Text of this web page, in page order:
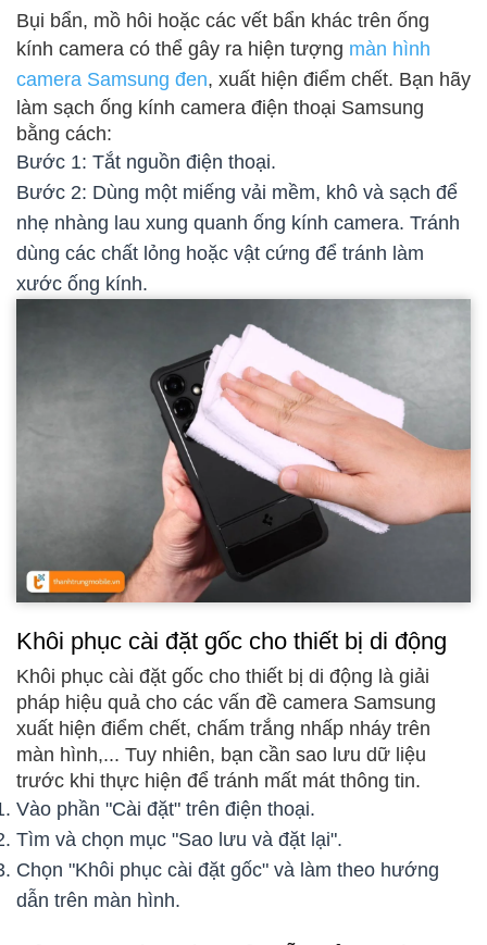
Bụi bẩn, mồ hôi hoặc các vết bẩn khác trên ống
kính camera có thể gây ra hiện tượng màn hình
camera Samsung đen, xuất hiện điểm chết. Bạn hãy
làm sạch ống kính camera điện thoại Samsung
bằng cách:
Bước 1: Tắt nguồn điện thoại.
Bước 2: Dùng một miếng vải mềm, khô và sạch để
nhẹ nhàng lau xung quanh ống kính camera. Tránh
dùng các chất lỏng hoặc vật cứng để tránh làm
xước ống kính.
Khôi phục cài đặt gốc cho thiết bị di động
Khôi phục cài đặt gốc cho thiết bị di động là giải
pháp hiệu quả cho các vấn đề camera Samsung
xuất hiện điểm chết, chấm trắng nhấp nháy trên
màn hình,... Tuy nhiên, bạn cần sao lưu dữ liệu
trước khi thực hiện để tránh mất mát thông tin.
Vào phần "Cài đặt" trên điện thoại.
Tìm và chọn mục "Sao lưu và đặt lại".
Chọn "Khôi phục cài đặt gốc" và làm theo hướng
dẫn trên màn hình.